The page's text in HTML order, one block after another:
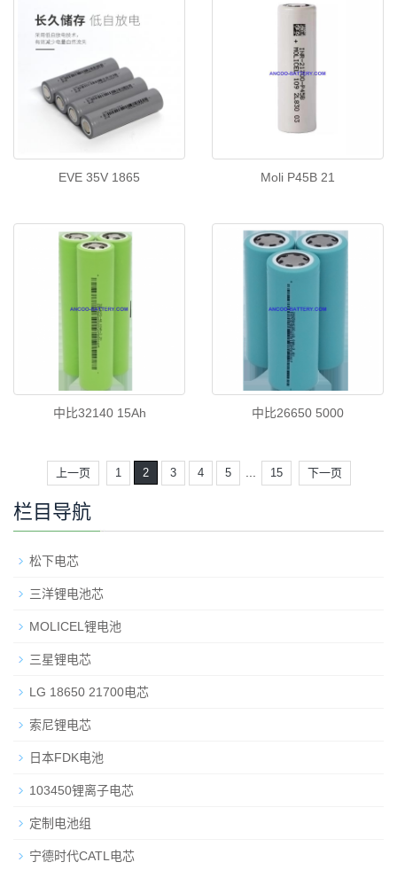
EVE 35V 1865 Moli P45B 21
中比32140 15Ah 中比26650 5000
上一页 1 2 3 4 5 15 下一页
栏目导航
松下电芯
三洋锂电池芯
MOLICEL锂电池
三星锂电芯
LG 18650 21700电芯
索尼锂电芯
日本FDK电池
103450锂离子电芯
定制电池组
宁德时代CATL电芯